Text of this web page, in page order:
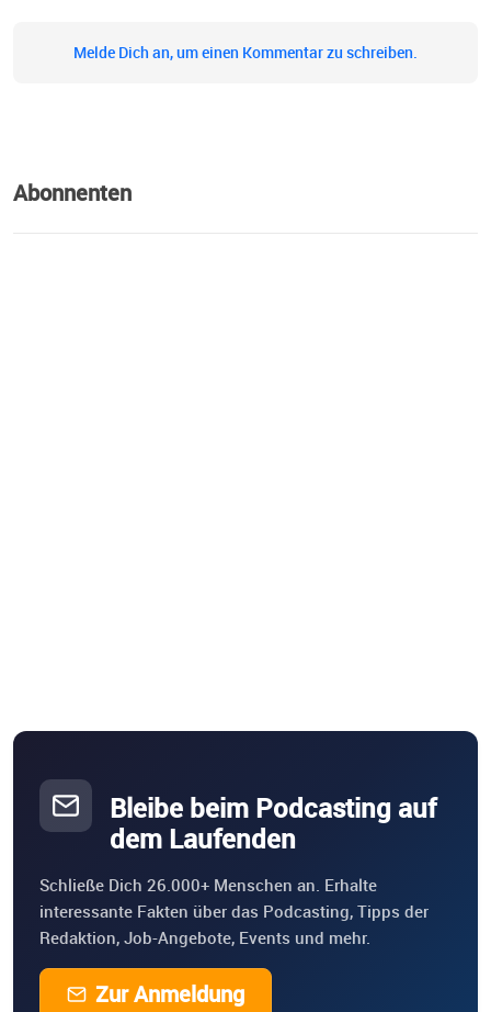
Melde Dich an, um einen Kommentar zu schreiben.
Abonnenten
Bleibe beim Podcasting auf
dem Laufenden
Schließe Dich 26.000+ Menschen an. Erhalte
interessante Fakten über das Podcasting, Tipps der
Redaktion, Job-Angebote, Events und mehr.
Zur Anmeldung